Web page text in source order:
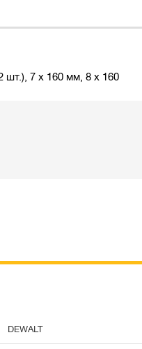
шт.), 7 x 160 мм, 8 x 160
DEWALT